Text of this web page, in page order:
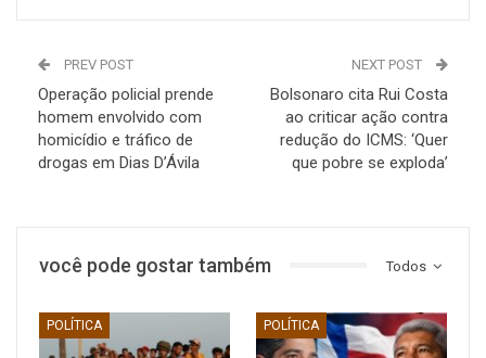
PREV POST
Operação policial prende
homem envolvido com
homicídio e tráfico de
drogas em Dias D’Ávila
NEXT POST
Bolsonaro cita Rui Costa
ao criticar ação contra
redução do ICMS: ‘Quer
que pobre se exploda’
Todos
você pode gostar também
POLÍTICA POLÍTICA